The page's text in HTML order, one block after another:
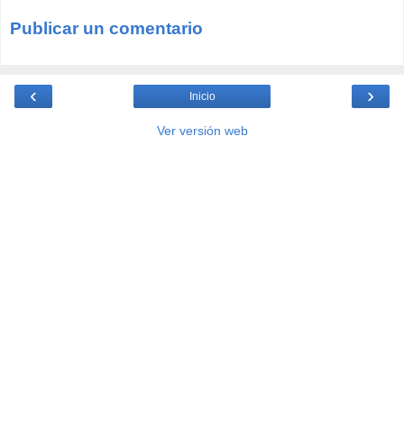
Publicar un comentario
‹ ›
Inicio
Ver versión web